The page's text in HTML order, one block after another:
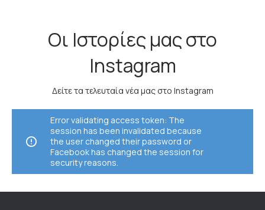
Οι Ιστορίες μας στο
Instagram
Δείτε τα τελευταία νέα μας στο Instagram
Error validating access token: The
session has been invalidated because
the user changed their password or
Facebook has changed the session for
security reasons.